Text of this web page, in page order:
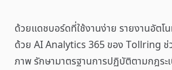
ด้วยแดชบอร์ดที่ใช้งานง่าย รายงานอัตโน
ด้วย AI Analytics 365 ของ Tollring ช่
ภาพ รักษามาตรฐานการปฏิบัติตามกฎระ